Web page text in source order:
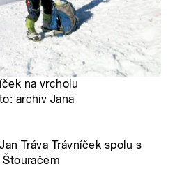
na vrcholu
archiv Jana
Tráva Trávníček spolu s